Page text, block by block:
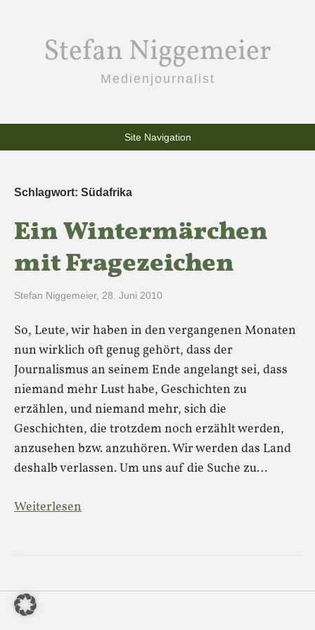
Stefan Niggemeier
Medienjournalist
Site Navigation
Schlagwort: Südafrika
Ein Wintermärchen
mit Fragezeichen
Stefan Niggemeier, 28. Juni 2010
So, Leute, wir haben in den vergangenen Monaten
nun wirklich oft genug gehört, dass der
Journalismus an seinem Ende angelangt sei, dass
niemand mehr Lust habe, Geschichten zu
erzählen, und niemand mehr, sich die
Geschichten, die trotzdem noch erzählt werden,
anzusehen bzw. anzuhören. Wir werden das Land
deshalb verlassen. Um uns auf die Suche zu…
Weiterlesen